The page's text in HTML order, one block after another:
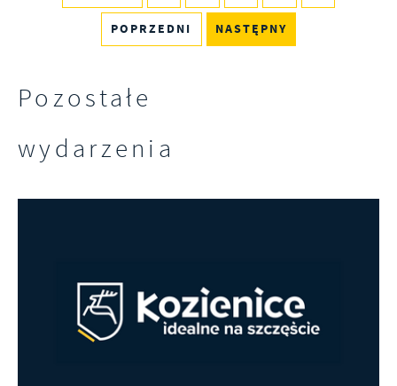
POPRZEDNI NASTĘPNY
Pozostałe
wydarzenia